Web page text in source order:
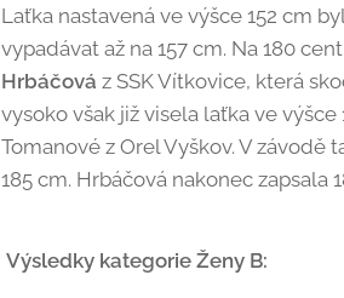
Laťka nastavená ve výšce 152 cm
vypadávat až na 157 cm. Na 180
Hrbáčová z SSK Vítkovice, která
vysoko však již visela laťka ve
Tomanové z Orel Vyškov. V závodě
185 cm. Hrbáčová nakonec zapsala
Výsledky kategorie Ženy B: